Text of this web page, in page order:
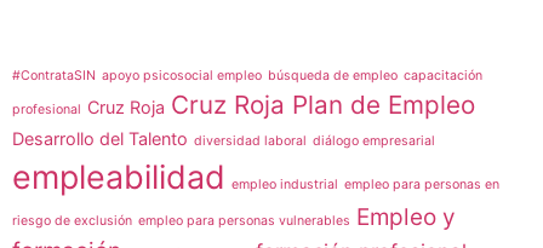
#ContrataSIN apoyo psicosocial empleo búsqueda de empleo capacitación
profesional Cruz Roja Cruz Roja Plan de Empleo
Desarrollo del Talento diversidad laboral diálogo empresarial
empleabilidad empleo industrial empleo para personas en
riesgo de exclusión empleo para personas vulnerables Empleo y